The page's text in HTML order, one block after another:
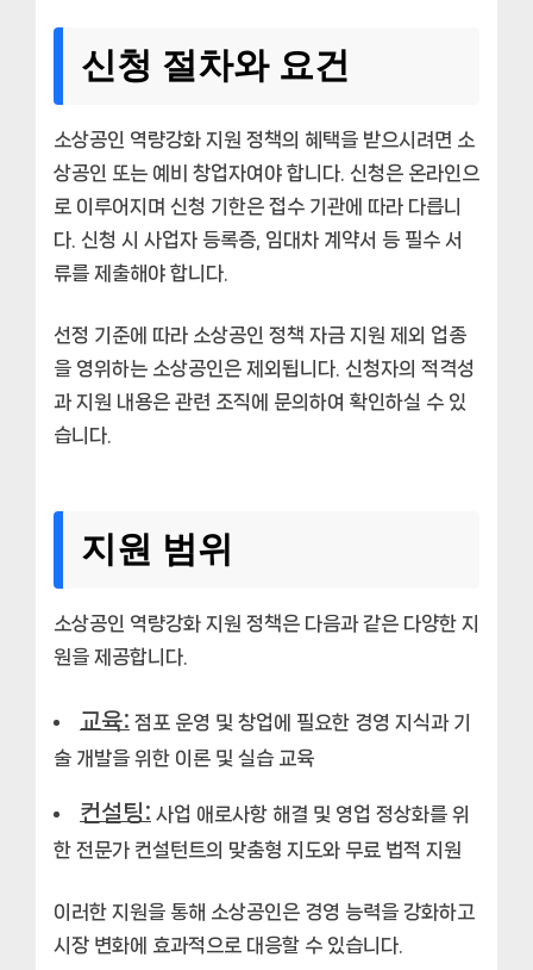
신청 절차와 요건
소상공인 역량강화 지원 정책의 혜택을 받으시려면 소
상공인 또는 예비 창업자여야 합니다. 신청은 온라인으
로 이루어지며 신청 기한은 접수 기관에 따라 다릅니
다. 신청 시 사업자 등록증, 임대차 계약서 등 필수 서
류를 제출해야 합니다.
선정 기준에 따라 소상공인 정책 자금 지원 제외 업종
을 영위하는 소상공인은 제외됩니다. 신청자의 적격성
과 지원 내용은 관련 조직에 문의하여 확인하실 수 있
습니다.
지원 범위
소상공인 역량강화 지원 정책은 다음과 같은 다양한 지
원을 제공합니다.
교육: 점포 운영 및 창업에 필요한 경영 지식과 기
술 개발을 위한 이론 및 실습 교육
컨설팅: 사업 애로사항 해결 및 영업 정상화를 위
한 전문가 컨설턴트의 맞춤형 지도와 무료 법적 지원
이러한 지원을 통해 소상공인은 경영 능력을 강화하고
시장 변화에 효과적으로 대응할 수 있습니다.